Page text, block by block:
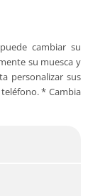
cambiar su
su muesca y
personalizar sus
teléfono. * Cambia